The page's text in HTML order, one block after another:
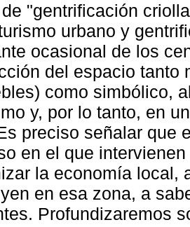
"gentrificación
urbano y
ocasional de los
del espacio tanto
como simbólico,
y, por lo tanto, en
preciso señalar que
en el que
la economía local,
en esa zona, a
Profundizaremos